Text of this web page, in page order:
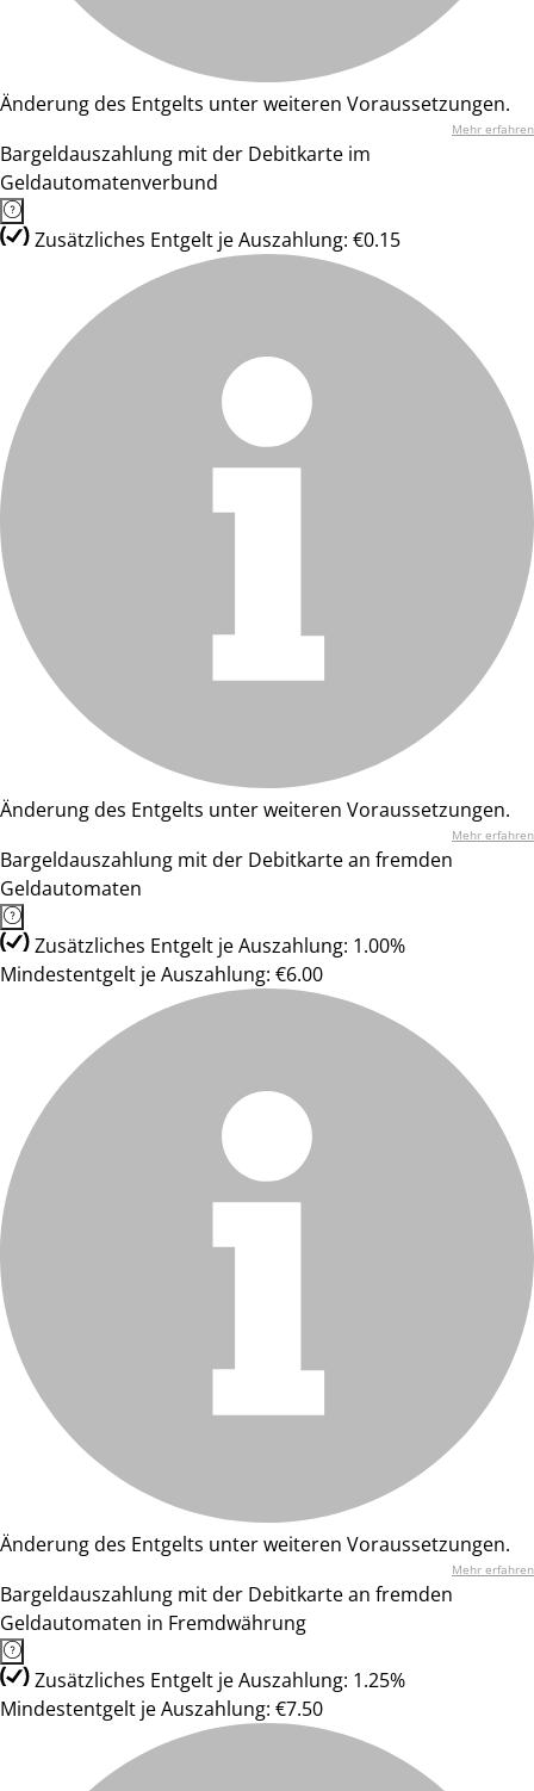
Änderung des Entgelts unter weiteren Voraussetzungen.
Mehr erfahren
Bargeldauszahlung mit der Debitkarte im
Geldautomatenverbund
Zusätzliches Entgelt je Auszahlung: €0.15
Änderung des Entgelts unter weiteren Voraussetzungen.
Mehr erfahren
Bargeldauszahlung mit der Debitkarte an fremden
Geldautomaten
Zusätzliches Entgelt je Auszahlung: 1.00%
Mindestentgelt je Auszahlung: €6.00
Änderung des Entgelts unter weiteren Voraussetzungen.
Mehr erfahren
Bargeldauszahlung mit der Debitkarte an fremden
Geldautomaten in Fremdwährung
Zusätzliches Entgelt je Auszahlung: 1.25%
Mindestentgelt je Auszahlung: €7.50